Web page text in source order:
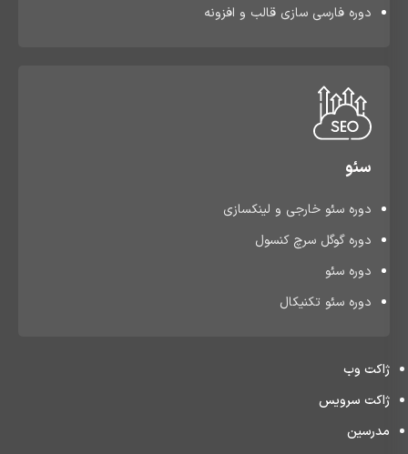
دوره فارسی سازی قالب و افزونه
سئو
دوره سئو خارجی و لینکسازی
دوره گوگل سرچ کنسول
دوره سئو
دوره سئو تکنیکال
ژاکت وب
ژاکت سرویس
مدرسین